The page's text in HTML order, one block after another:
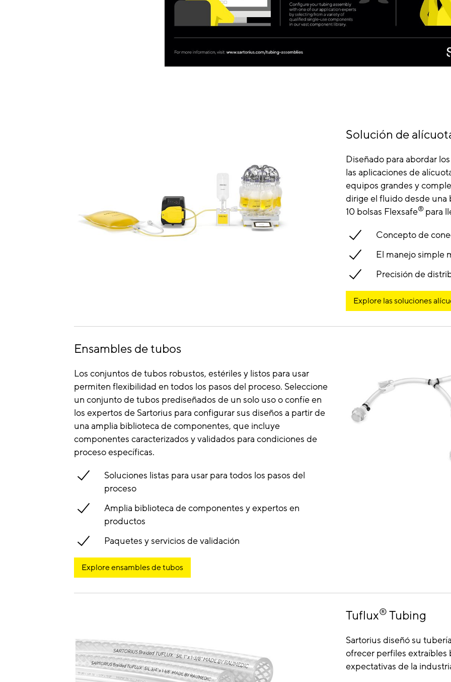
Solución de
Diseñado para abordar
las aplicaciones de
equipos grandes y
dirige el fluido desde una
10 bolsas Flexsafe® para
Concepto de
El manejo simple
Precisión de
Explore las soluciones
Ensambles de tubos
Los conjuntos de tubos robustos, estériles y listos para usar
permiten flexibilidad en todos los pasos del proceso. Seleccione
un conjunto de tubos prediseñados de un solo uso o confíe en
los expertos de Sartorius para configurar sus diseños a partir de
una amplia biblioteca de componentes, que incluye
componentes caracterizados y validados para condiciones de
proceso específicas.
Soluciones listas para usar para todos los pasos del
proceso
Amplia biblioteca de componentes y expertos en
productos
Paquetes y servicios de validación
Explore ensambles de tubos
Tuflux® Tubing
Sartorius diseñó su
ofrecer perfiles extraíbles
expectativas de la